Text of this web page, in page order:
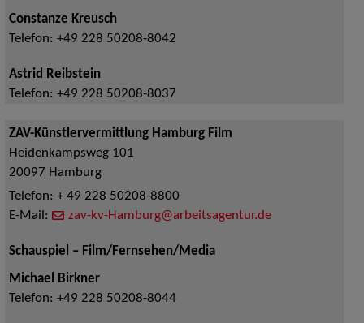
Constanze Kreusch
Telefon: +49 228 50208-8042
Astrid Reibstein
Telefon: +49 228 50208-8037
ZAV-Künstlervermittlung Hamburg Film
Heidenkampsweg 101
20097 Hamburg
Telefon: + 49 228 50208-8800
E-Mail:
zav-kv-Hamburg@arbeitsagentur.de
Schauspiel – Film/Fernsehen/Media
Michael Birkner
Telefon: +49 228 50208-8044